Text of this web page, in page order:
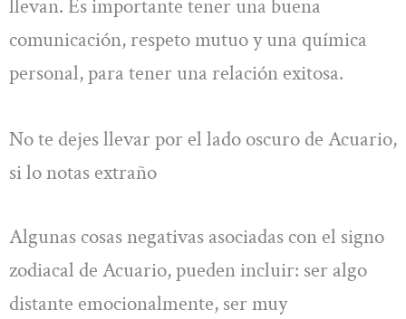
llevan. Es importante tener una buena
comunicación, respeto mutuo y una química
personal, para tener una relación exitosa.
No te dejes llevar por el lado oscuro de Acuario,
si lo notas extraño
Algunas cosas negativas asociadas con el signo
zodiacal de Acuario, pueden incluir: ser algo
distante emocionalmente, ser muy